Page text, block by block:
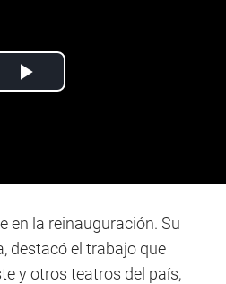
en la reinauguración. Su
destacó el trabajo que
y otros teatros del país,